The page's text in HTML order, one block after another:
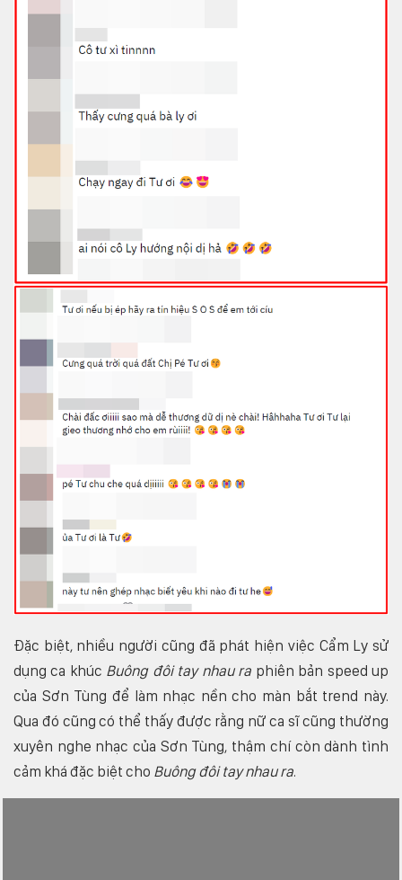
Đặc biệt, nhiều người cũng đã phát hiện việc Cẩm Ly sử
dụng ca khúc Buông đôi tay nhau ra phiên bản speed up
của Sơn Tùng để làm nhạc nền cho màn bắt trend này.
Qua đó cũng có thể thấy được rằng nữ ca sĩ cũng thường
xuyên nghe nhạc của Sơn Tùng, thậm chí còn dành tình
cảm khá đặc biệt cho Buông đôi tay nhau ra.